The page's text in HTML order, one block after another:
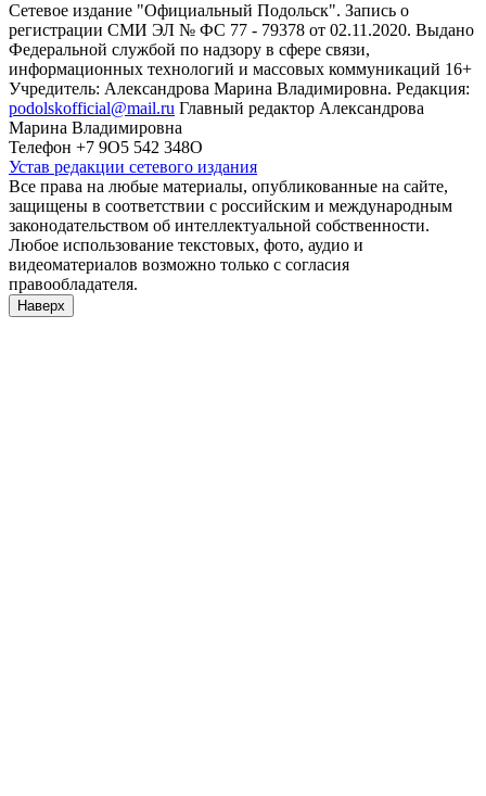
Сетевое издание "Официальный Подольск". Запись о
регистрации СМИ ЭЛ № ФС 77 - 79378 от 02.11.2020. Выдано
Федеральной службой по надзору в сфере связи,
информационных технологий и массовых коммуникаций 16+
Учредитель: Александрова Марина Владимировна. Редакция:
podolskofficial@mail.ru Главный редактор Александрова
Марина Владимировна
Телефон +7 9О5 542 348О
Устав редакции сетевого издания
Все права на любые материалы, опубликованные на сайте,
защищены в соответствии с российским и международным
законодательством об интеллектуальной собственности.
Любое использование текстовых, фото, аудио и
видеоматериалов возможно только с согласия
правообладателя.
Наверх